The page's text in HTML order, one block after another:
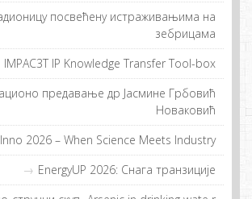
посвећену истраживањима на
зебрицама
IMPAC3T IP Knowledge Transfer Tool-box
прeдaвaњe др Jaсминe Грбoвић
Нoвaкoвић
2026 – When Science Meets Industry
EnergyUP 2026: Снaгa трaнзициje